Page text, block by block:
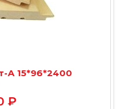
А 15*96*2400
₽